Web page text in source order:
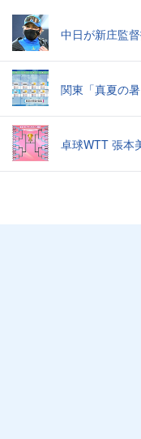
中日が新庄監
関東「真夏の
卓球WTT 張本